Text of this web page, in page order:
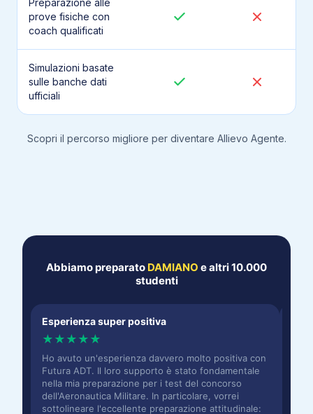
Preparazione alle
prove fisiche con
coach qualificati
Simulazioni basate
sulle banche dati
ufficiali
Scopri il percorso migliore per diventare Allievo Agente.
Abbiamo preparato DAMIANO e altri 10.000
studenti
Esperienza super positiva
★ ★ ★ ★ ★
Ho avuto un'esperienza davvero molto positiva con
Futura ADT. Il loro supporto è stato fondamentale
nella mia preparazione per i test del concorso
dell'Aeronautica Militare. In particolare, vorrei
sottolineare l'eccellente preparazione attitudinale: